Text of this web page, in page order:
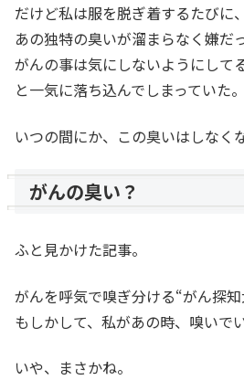
だけど私は服を脱ぎ着するたびに
あの独特の臭いが溜まらなく嫌だ
がんの事は気にしないようにして
と一気に落ち込んでしまっていた。
いつの間にか、この臭いはしなく
がんの臭い？
ふと見かけた記事。
がんを呼気で嗅ぎ分ける“がん探知
もしかして、私があの時、嗅いで
いや、まさかね。